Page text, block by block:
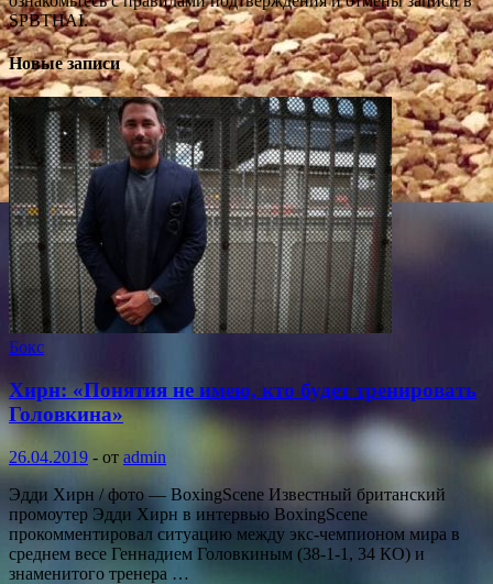
SPBTHAI.
Новые записи
Бокс
Хирн: «Понятия не имею, кто будет тренировать
Головкина»
26.04.2019 - от admin
Эдди Хирн / фото — BoxingScene Известный британский
промоутер Эдди Хирн в интервью BoxingScene
прокомментировал ситуацию между экс-чемпионом мира в
среднем весе Геннадием Головкиным (38-1-1, 34 КО) и
знаменитого тренера …